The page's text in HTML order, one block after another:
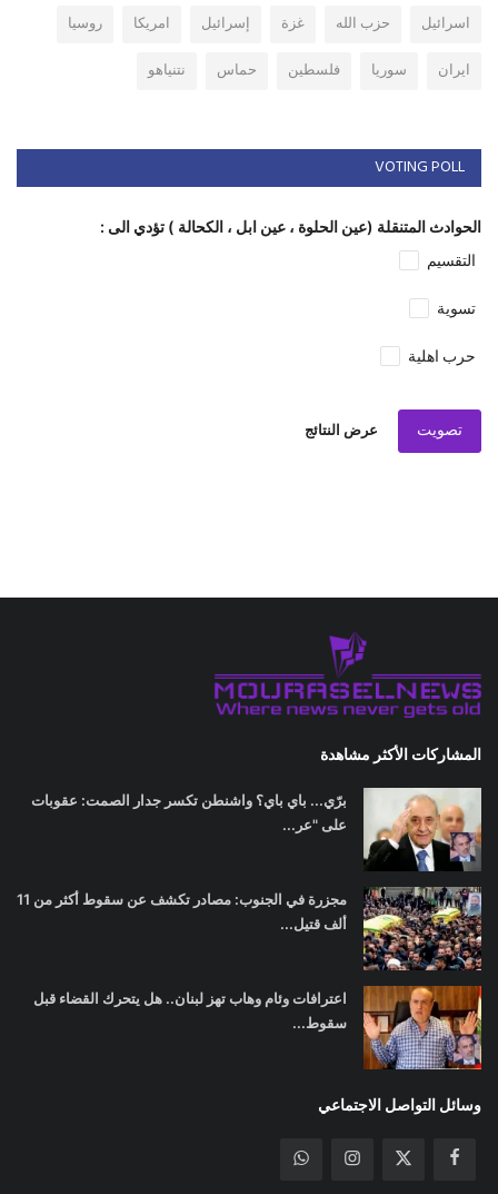
اسرائيل
حزب الله غزة إسرائيل امريكا
روسيا
ايران
سوريا فلسطين حماس نتنياهو
VOTING POLL
الحوادث المتنقلة (عين الحلوة ، عين ابل ، الكحالة ) تؤدي الى :
التقسيم
تسوية
حرب اهلية
تصويت عرض النتائج
المشاركات الأكثر مشاهدة
برّي... باي باي؟ واشنطن تكسر جدار الصمت: عقوبات
على "عر...
مجزرة في الجنوب: مصادر تكشف عن سقوط أكثر من 11
ألف قتيل...
اعترافات وئام وهاب تهز لبنان.. هل يتحرك القضاء قبل
سقوط...
وسائل التواصل الاجتماعي